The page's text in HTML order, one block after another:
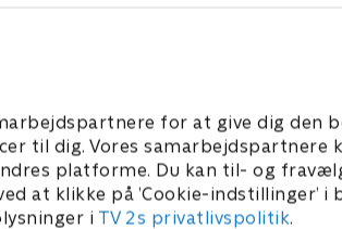
for at give dig den
til dig. Vores samarbejdspartnere
platforme. Du kan til- og
at klikke på ’Cookie-indstillinger’ i
i TV 2s privatlivspolitik.
Hans